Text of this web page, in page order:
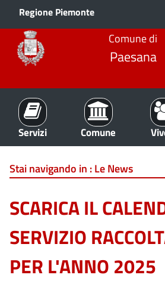
Regione Piemonte
Comune di
Paesana
Servizi Comune
Stai navigando in :Le News
SCARICA IL
SERVIZIO
PER L'ANNO 2025